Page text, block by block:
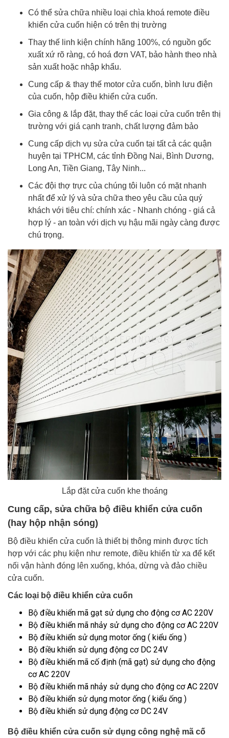
Có thể sửa chữa nhiều loại chìa khoá remote điều
khiển cửa cuốn hiện có trên thị trường
Thay thế linh kiện chính hãng 100%, có nguồn gốc
xuất xứ rõ ràng, có hoá đơn VAT, bảo hành theo nhà
sản xuất hoặc nhập khẩu.
Cung cấp & thay thế motor cửa cuốn, bình lưu điện
của cuốn, hộp điều khiển cửa cuốn.
Gia công & lắp đặt, thay thế các loại cửa cuốn trên thị
trường với giá cạnh tranh, chất lượng đảm bảo
Cung cấp dịch vụ sửa cửa cuốn tại tất cả các quận
huyện tại TPHCM, các tỉnh Đồng Nai, Bình Dương,
Long An, Tiền Giang, Tây Ninh...
Các đội thợ trực của chúng tôi luôn có mặt nhanh
nhất để xử lý và sửa chữa theo yêu cầu của quý
khách với tiêu chí: chính xác - Nhanh chóng - giá cả
hợp lý - an toàn với dịch vụ hậu mãi ngày càng được
chú trọng.
Lắp đặt cửa cuốn khe thoáng
Cung cấp, sửa chữa bộ điều khiển cửa cuốn
(hay hộp nhận sóng)
Bộ điều khiển cửa cuốn là thiết bị thông minh được tích
hợp với các phụ kiện như remote, điều khiển từ xa để kết
nối vận hành đóng lên xuống, khóa, dừng và đảo chiều
cửa cuốn.
Các loại bộ điều khiển cửa cuốn
Bộ điều khiển mã gạt sử dụng cho động cơ AC 220V
Bộ điều khiển mã nhảy sử dụng cho động cơ AC 220V
Bộ điều khiển sử dụng motor ống ( kiểu ống )
Bộ điều khiển sử dụng động cơ DC 24V
Bộ điều khiển mã cố định (mã gạt) sử dụng cho động
cơ AC 220V
Bộ điều khiển mã nhảy sử dụng cho động cơ AC 220V
Bộ điều khiển sử dụng motor ống ( kiểu ống )
Bộ điều khiển sử dụng động cơ DC 24V
Bộ điều khiển cửa cuốn sử dụng công nghệ mã cố